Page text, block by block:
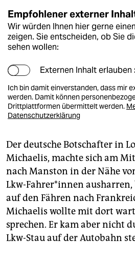
Empfohlener externer
Wir würden Ihnen hier gerne
zeigen. Sie entscheiden, ob Sie
sehen wollen:
Externen Inhalt erlauben
Ich bin damit einverstanden, dass mir
werden. Damit können
Drittplattformen übermittelt werden.
Datenschutzerklärung
Der deutsche Botschafter in
Michaelis, machte sich am
nach Manston in der Nähe
Lkw-Fahrer*innen ausharren,
auf den Fähren nach
Michaelis wollte mit dort
sprechen. Er kam aber nicht
Lkw-Stau auf der Autobahn